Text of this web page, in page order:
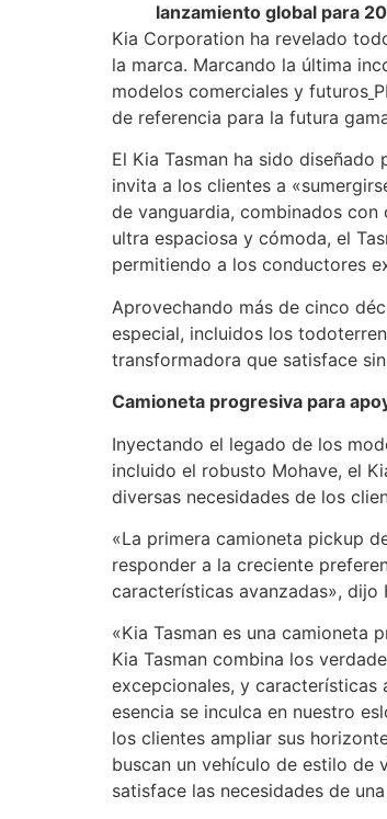
lanzamiento global para
Kia Corporation ha revelado
la marca. Marcando la última
modelos comerciales y futuros
de referencia para la futura
El Kia Tasman ha sido
invita a los clientes a
de vanguardia, combinados con
ultra espaciosa y cómoda, el
permitiendo a los conductores
Aprovechando más de cinco
especial, incluidos los
transformadora que satisface
Camioneta progresiva para
Inyectando el legado de los
incluido el robusto Mohave, el
diversas necesidades de los
«La primera camioneta pickup
responder a la creciente
características avanzadas», dijo
«Kia Tasman es una camioneta
Kia Tasman combina los
excepcionales, y características
esencia se inculca en nuestro
los clientes ampliar sus
buscan un vehículo de estilo de
satisface las necesidades de